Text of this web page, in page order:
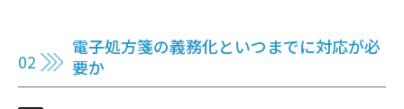
電子処方箋の義務化といつまでに対応が必
要か